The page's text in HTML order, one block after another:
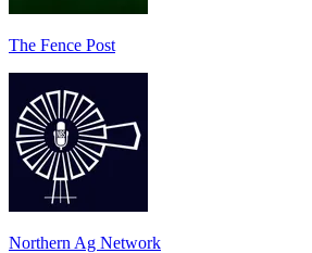
The Fence Post
Northern Ag Network